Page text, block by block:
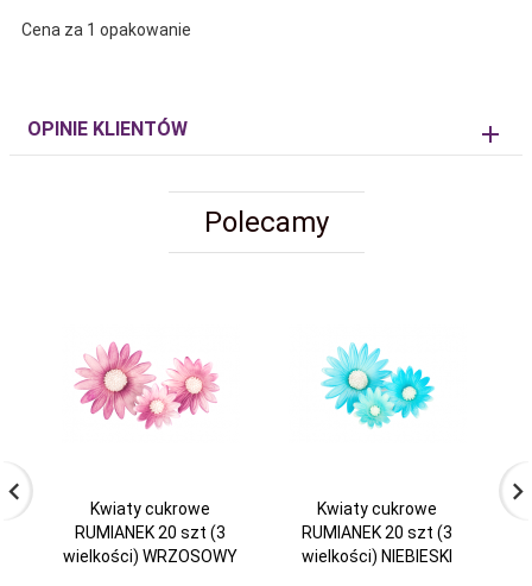
Cena za 1 opakowanie
OPINIE KLIENTÓW
Polecamy
Kwiaty cukrowe
RUMIANEK 20 szt (3
wielkości) WRZOSOWY
Kwiaty cukrowe
RUMIANEK 20 szt (3
wielkości) NIEBIESKI